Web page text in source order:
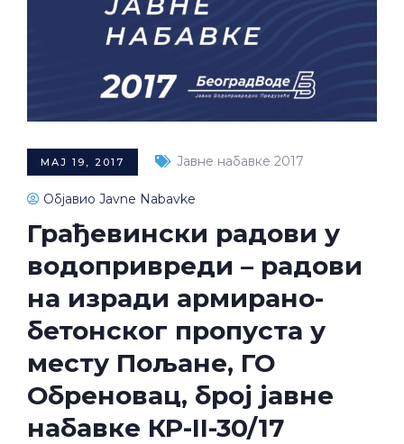
МАЈ 19, 2017 Јавне набавке 2017
Објавио Javne Nabavke
Грађевински радови у
водопривреди – радови
на изради армирано-
бетонског пропуста у
месту Пољане, ГО
Обреновац, број јавне
набавке КР-II-30/17